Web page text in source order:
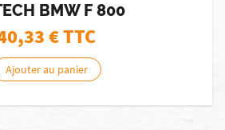
BMW F 800
€ TTC
Ajouter au panier